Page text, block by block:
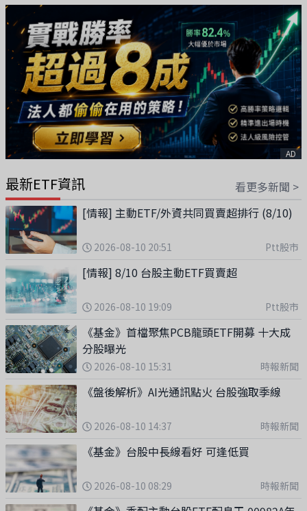
了，與其擔心錯過，不如開始學會讓自己的資產跟著趨勢一起成
長。🎧 歡迎收聽本集《小資變有錢》Podcast《救救小資》。留言
分享你的想法：你現在的投資組合，還是以高股息ETF為主？還是
已經開始布局市值型、AI或主動式ETF呢？【投資警語】 以上資料
僅供參考，不構成任何投資建議。ETF淨值可能因市場波動而上下
變動，過去績效不代表未來獲利保證。投資人應審慎評估自身風險
承受能力及投資目標後再進行投資。加入會員，支持節目：
https://drselena.firstory.io/join
市場大跌時，一般上班族最該知道的投資心法，幫助大家在市場波
動時，做出更理性的決定。🎧 本集精彩內容：✔ 為什麼股市一跌，
我們就容易恐慌？✔ ETF跌20%、30%，代表它不好了嗎？✔ 市值
型ETF、高股息ETF，下跌時該如何看待？✔ 大跌時，到底該加
碼、停損，還是繼續等待？✔ 定期定額遇到空頭市場，要不要停
扣？✔ 如何保留資金，避免太早把子彈打光？✔ 我親身經歷股災
後，學到最重要的投資功課。很多人以為，投資最大的敵人是市
場。但其實，投資最大的敵人，往往是自己的情緒。市場總會有漲
有跌，但真正拉開投資成果差距的，不是誰最會猜高低點，而是誰
能在市場恐慌時，依然堅持自己的投資紀律。💕 如果你最近因為市
場下跌而感到焦慮，或是不知道現在到底該買、該賣、還是該等，
這一集一定要聽。現在加入 #懶人存股APP年方案，超值福利一次送
給你！ 贈送價值 3,888元【Dr.Selena ETF財富加速課】 從ETF基
礎知識、資產配置、存股策略，到打造現金流系統，我把多年投資
經驗濃縮成一套完整課程，讓零基礎也能輕鬆開始。立即訂閱 #懶
一路發發幸運致富好禮三件組 內含幸運金幣及開運金龜（本贈品非
純金或貴金屬製品，僅供收藏紀念），希望把好運與祝福送給每一
位努力存股的你。 立即訂閱 #懶人存股APP年方案：
https://glx.tw/42orYO歡迎留言和我分享：你最近有趁下跌加碼
ETF嗎？還是選擇先觀望？代班主持人Bella IG
https://www.instagram.com/bellachuchuxxoo?
igsh=MTJicjJjYnVxa2QzbA%3D%3D&amp;utm_source=qrFB
https://www.facebook.com/share/19J4FTECD3/?
mibextid=wwXIfr加入會員，支持節目：
https://drselena.firstory.io/join
AD
最新ETF資訊
看更多新聞 >
[情報] 主動ETF/外資共同買賣超排行 (8/10)
2026-08-10 20:51 Ptt股市
[情報] 8/10 台股主動ETF買賣超
2026-08-10 19:09 Ptt股市
《基金》首檔聚焦PCB龍頭ETF開募 十大成
分股曝光
2026-08-10 15:31 時報新聞
《盤後解析》AI光通訊點火 台股強取季線
2026-08-10 14:37 時報新聞
《基金》台股中長線看好 可逢低買
2026-08-10 08:29 時報新聞